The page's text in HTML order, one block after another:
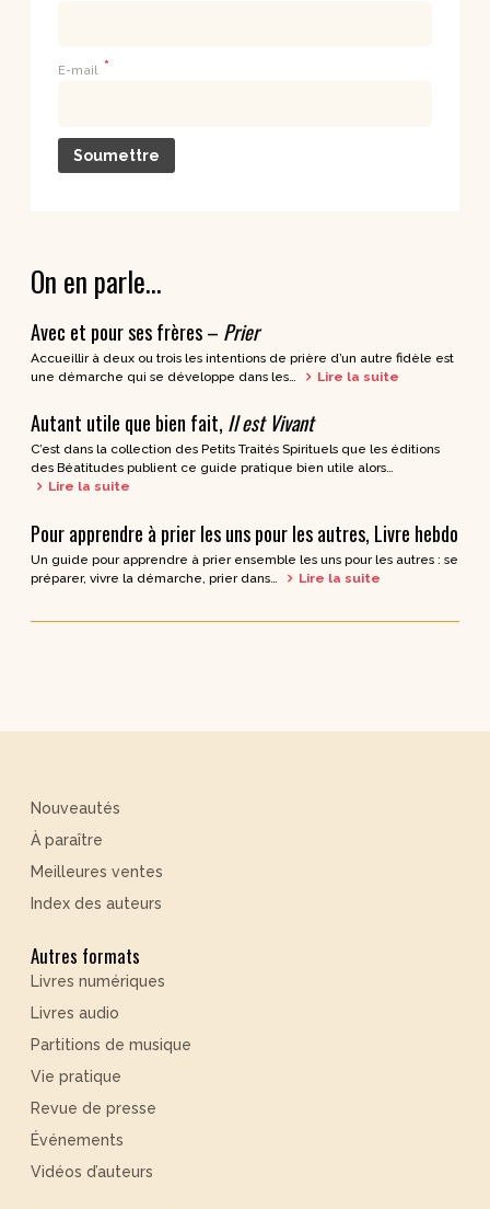
E-mail *
On en parle…
Avec et pour ses frères – Prier
Accueillir à deux ou trois les intentions de prière d’un autre fidèle est
une démarche qui se développe dans les…
Lire la suite
Autant utile que bien fait, Il est Vivant
C’est dans la collection des Petits Traités Spirituels que les éditions
des Béatitudes publient ce guide pratique bien utile alors…
Lire la suite
Pour apprendre à prier les uns pour les autres, Livre hebdo
Un guide pour apprendre à prier ensemble les uns pour les autres : se
préparer, vivre la démarche, prier dans…
Lire la suite
Nouveautés
À paraître
Meilleures ventes
Index des auteurs
Autres formats
Livres numériques
Livres audio
Partitions de musique
Vie pratique
Revue de presse
Événements
Vidéos d’auteurs